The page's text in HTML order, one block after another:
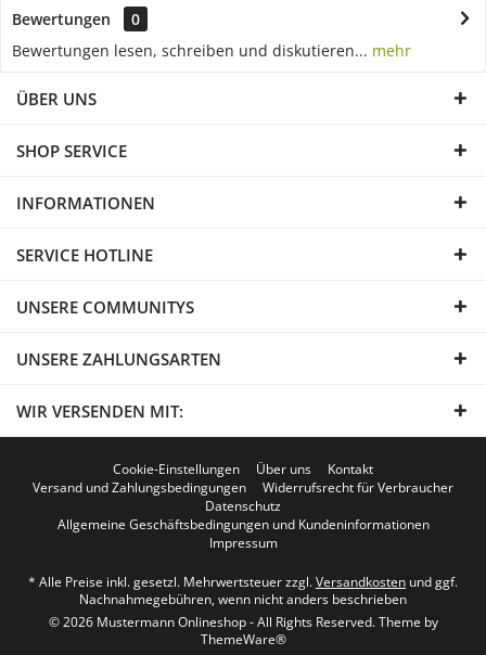
Bewertungen
0
Bewertungen lesen, schreiben und diskutieren... mehr
ÜBER UNS
SHOP SERVICE
INFORMATIONEN
SERVICE HOTLINE
UNSERE COMMUNITYS
UNSERE ZAHLUNGSARTEN
WIR VERSENDEN MIT:
Cookie-Einstellungen Über uns
Kontakt
Versand und Zahlungsbedingungen
Widerrufsrecht für Verbraucher
Datenschutz
Allgemeine Geschäftsbedingungen und Kundeninformationen
Impressum
* Alle Preise inkl. gesetzl. Mehrwertsteuer zzgl.Versandkosten und ggf.
Nachnahmegebühren, wenn nicht anders beschrieben
© 2026 Mustermann Onlineshop - All Rights Reserved. Theme by
ThemeWare®